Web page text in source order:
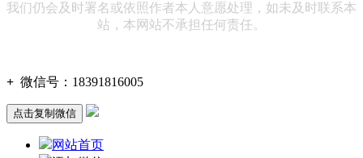
我们仍会及时署名或依照作者本人意愿处理，如未及时联系本
站，本网站不承担任何责任。
+ 微信号： 18391816005
点击复制微信
网站首页